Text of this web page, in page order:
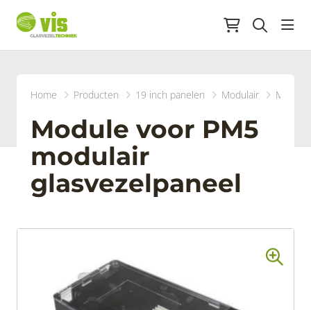
Home Producten 19 inch panelen Modulair Module
Module voor PM5
modulair
glasvezelpaneel